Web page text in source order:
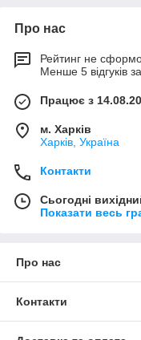
Про нас
Рейтинг не
Менше 5 відгуків
Працює з
м. Харків
Харків, Україна
Контакти
Сьогодні
Показати весь
Про нас
Контакти